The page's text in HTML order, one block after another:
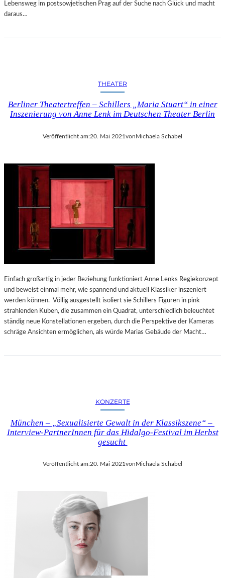
Lebensweg im postsowjetischen Prag auf der Suche nach Glück und macht
daraus…
THEATER
Berliner Theatertreffen – Schillers „Maria Stuart“ in einer
Inszenierung von Anne Lenk im Deutschen Theater Berlin
Veröffentlicht am:20. Mai 2021vonMichaela Schabel
Einfach großartig in jeder Beziehung funktioniert Anne Lenks Regiekonzept
und beweist einmal mehr, wie spannend und aktuell Klassiker inszeniert
werden können. Völlig ausgestellt isoliert sie Schillers Figuren in pink
strahlenden Kuben, die zusammen ein Quadrat, unterschiedlich beleuchtet
ständig neue Konstellationen ergeben, durch die Perspektive der Kameras
schräge Ansichten ermöglichen, als würde Marias Gebäude der Macht…
KONZERTE
München – „Sexualisierte Gewalt in der Klassikszene“ –
Interview-PartnerInnen für das Hidalgo-Festival im Herbst
gesucht
Veröffentlicht am:20. Mai 2021vonMichaela Schabel